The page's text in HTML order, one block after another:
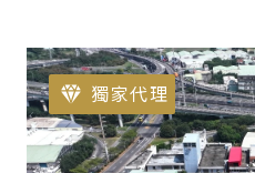
獨家代理